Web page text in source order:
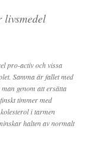
livsmedel
pro-activ och vissa
Samma är fallet med
genom att ersätta
timmer med
i tarmen
halten av normalt